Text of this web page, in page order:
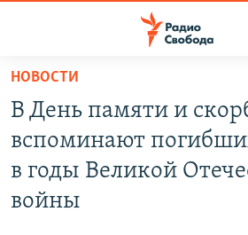
упрощенного
доступа
основному
содержанию
ПОДКАСТЫ
АВТОРСКИЕ ПРОЕКТЫ
ЦИТАТЫ СВОБОДЫ
НОВОСТИ
В День памяти и
вспоминают
в годы Великой
войны